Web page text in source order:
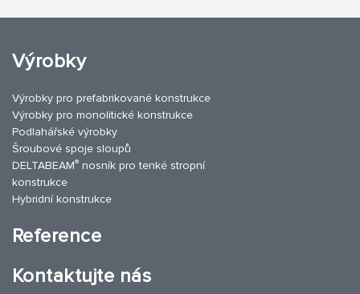
Výrobky
Výrobky pro prefabrikované konstrukce
Výrobky pro monolitické konstrukce
Podlahářské výrobky
Šroubové spoje sloupů
DELTABEAM® nosník pro tenké stropní
konstrukce
Hybridní konstrukce
Reference
Kontaktujte nás